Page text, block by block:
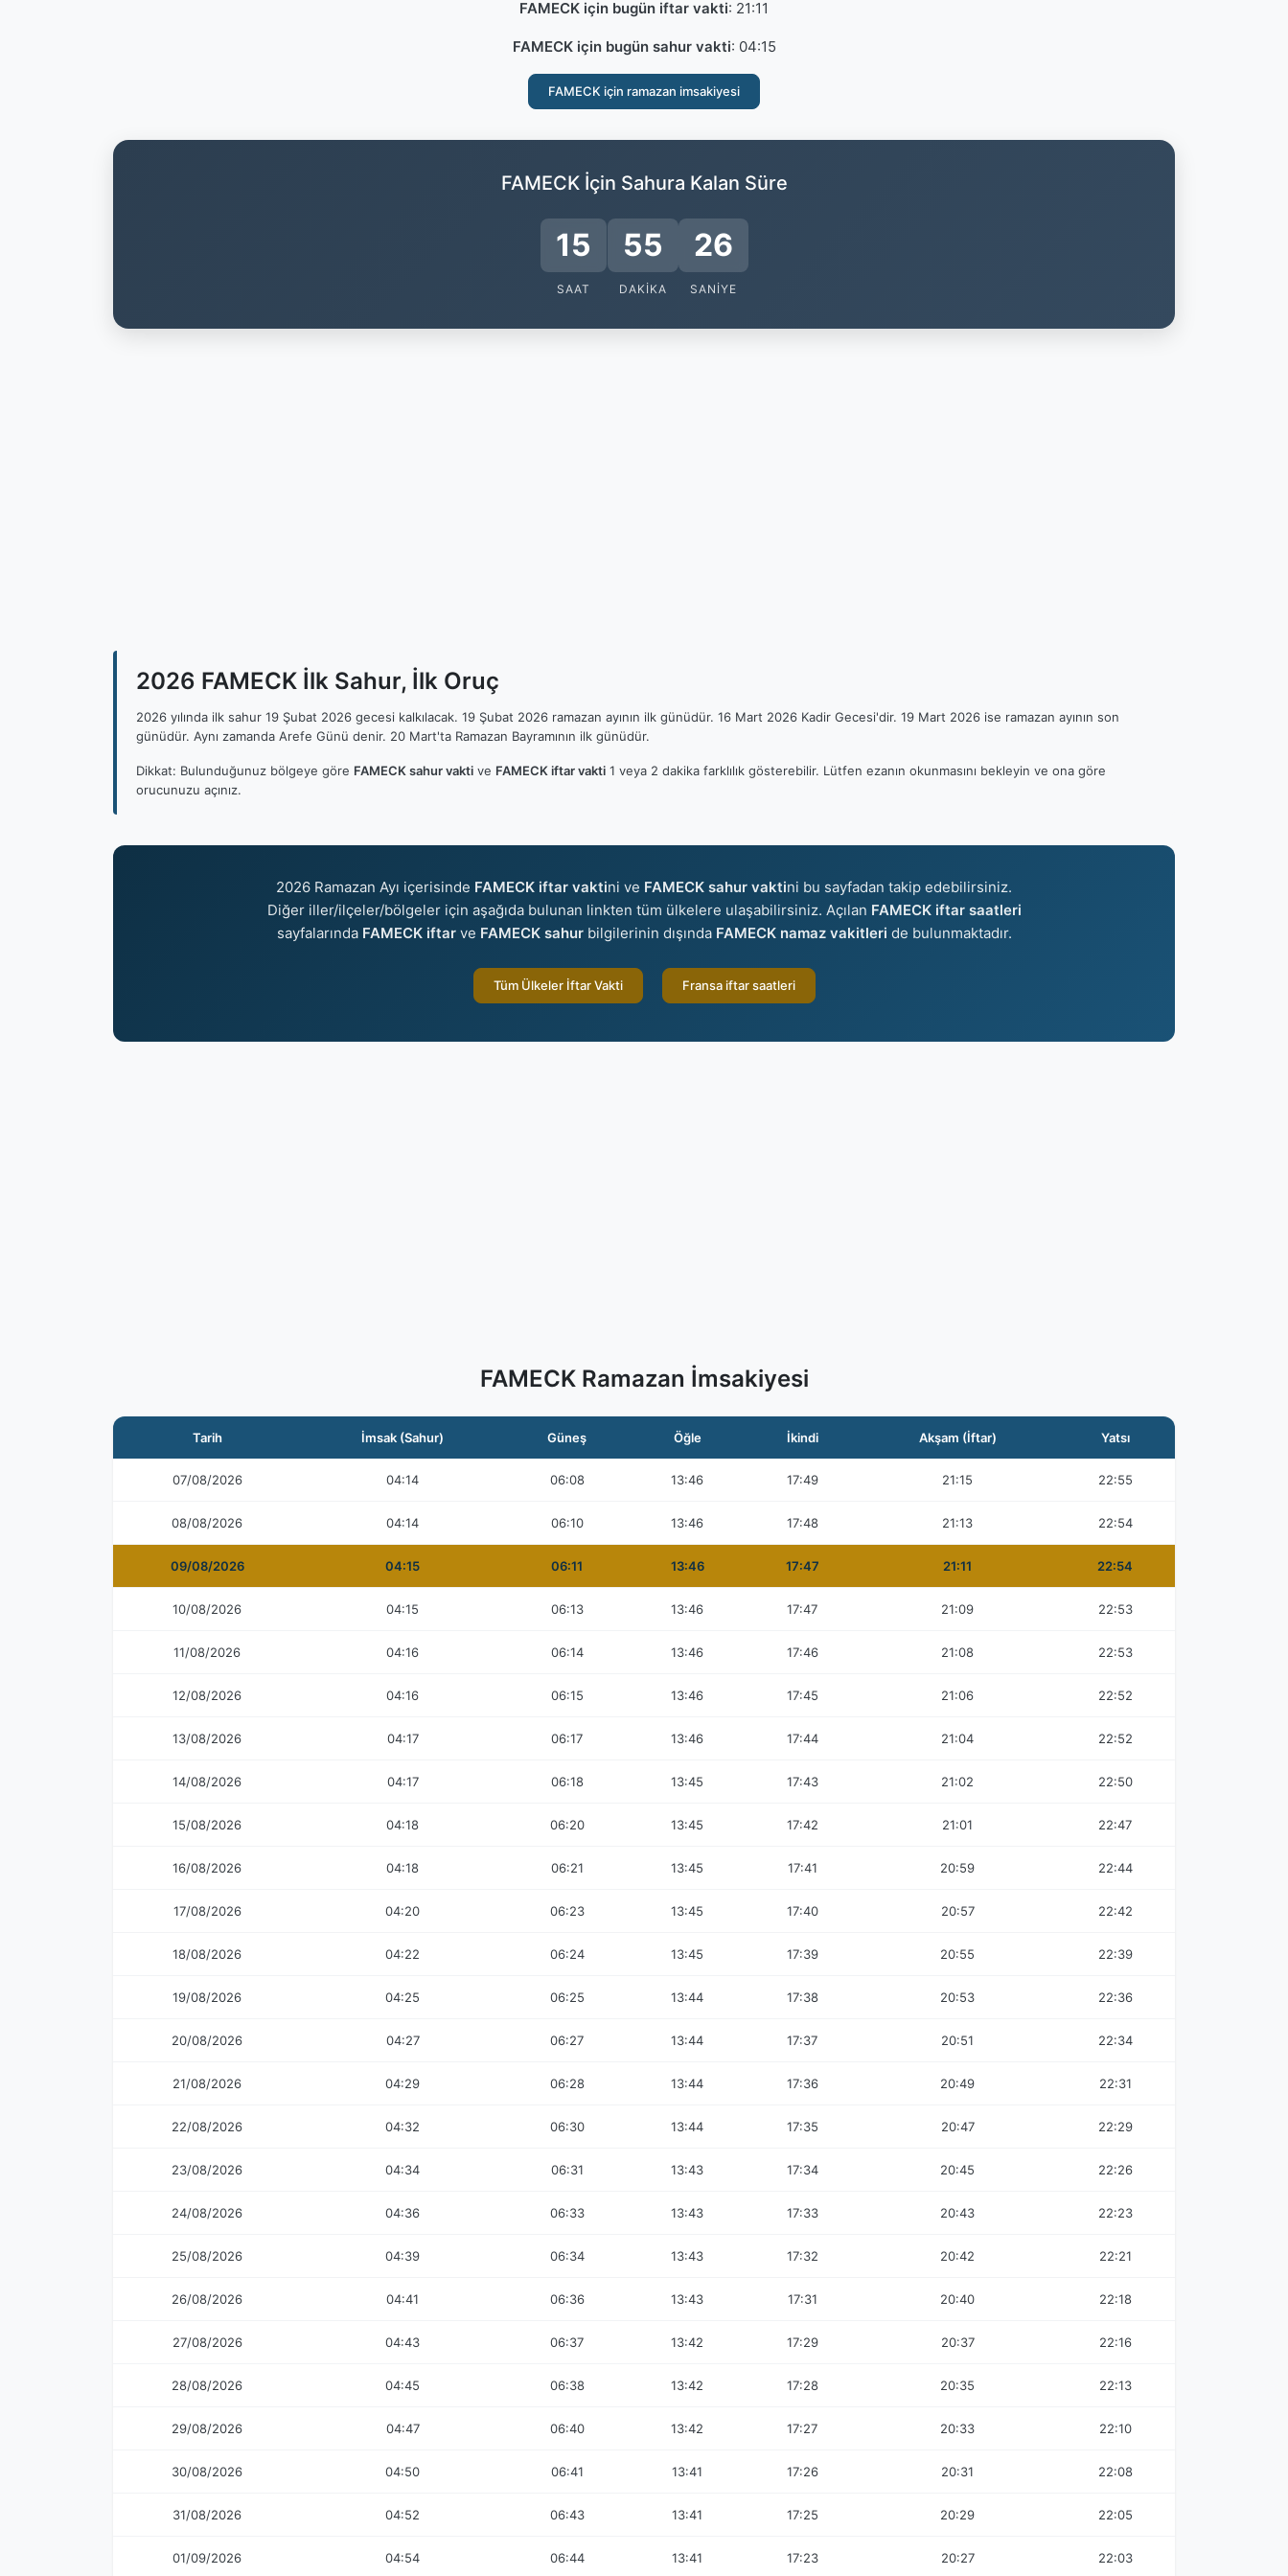
FAMECK için bugün iftar vakti: 21:11
FAMECK için bugün sahur vakti: 04:15
FAMECK için ramazan imsakiyesi
FAMECK İçin Sahura Kalan Süre
15
SAAT
55
DAKIKA
26
SANIYE
2026 FAMECK İlk Sahur, İlk Oruç
2026 yılında ilk sahur 19 Şubat 2026 gecesi kalkılacak. 19 Şubat 2026 ramazan ayının ilk günüdür. 16 Mart 2026 Kadir Gecesi'dir. 19 Mart 2026 ise ramazan ayının son
günüdür. Aynı zamanda Arefe Günü denir. 20 Mart'ta Ramazan Bayramının ilk günüdür.
Dikkat: Bulunduğunuz bölgeye göre FAMECK sahur vakti ve FAMECK iftar vakti 1 veya 2 dakika farklılık gösterebilir. Lütfen ezanın okunmasını bekleyin ve ona göre
orucunuzu açınız.
2026 Ramazan Ayı içerisinde FAMECK iftar vaktini ve FAMECK sahur vaktini bu sayfadan takip edebilirsiniz.
Diğer iller/ilçeler/bölgeler için aşağıda bulunan linkten tüm ülkelere ulaşabilirsiniz. Açılan FAMECK iftar saatleri
sayfalarında FAMECK iftarve FAMECK sahurbilgilerinin dışında FAMECK namaz vakitleri de bulunmaktadır.
Tüm Ülkeler İftar Vakti Fransa iftar saatleri
FAMECK Ramazan İmsakiyesi
Tarih İmsak (Sahur) Güneş Öğle İkindi Akşam (İftar) Yatsı
07/08/2026 04:14 06:08 13:46 17:49 21:15 22:55
08/08/2026 04:14 06:10 13:46 17:48 21:13 22:54
09/08/2026 04:15 06:11 13:46 17:47 21:11 22:54
10/08/2026 04:15 06:13 13:46 17:47 21:09 22:53
11/08/2026 04:16 06:14 13:46 17:46 21:08 22:53
12/08/2026 04:16 06:15 13:46 17:45 21:06 22:52
13/08/2026 04:17 06:17 13:46 17:44 21:04 22:52
14/08/2026 04:17 06:18 13:45 17:43 21:02 22:50
15/08/2026 04:18 06:20 13:45 17:42 21:01 22:47
16/08/2026 04:18 06:21 13:45 17:41 20:59 22:44
17/08/2026 04:20 06:23 13:45 17:40 20:57 22:42
18/08/2026 04:22 06:24 13:45 17:39 20:55 22:39
19/08/2026 04:25 06:25 13:44 17:38 20:53 22:36
20/08/2026 04:27 06:27 13:44 17:37 20:51 22:34
21/08/2026 04:29 06:28 13:44 17:36 20:49 22:31
22/08/2026 04:32 06:30 13:44 17:35 20:47 22:29
23/08/2026 04:34 06:31 13:43 17:34 20:45 22:26
24/08/2026 04:36 06:33 13:43 17:33 20:43 22:23
25/08/2026 04:39 06:34 13:43 17:32 20:42 22:21
26/08/2026 04:41 06:36 13:43 17:31 20:40 22:18
27/08/2026 04:43 06:37 13:42 17:29 20:37 22:16
28/08/2026 04:45 06:38 13:42 17:28 20:35 22:13
29/08/2026 04:47 06:40 13:42 17:27 20:33 22:10
30/08/2026 04:50 06:41 13:41 17:26 20:31 22:08
31/08/2026 04:52 06:43 13:41 17:25 20:29 22:05
01/09/2026 04:54 06:44 13:41 17:23 20:27 22:03